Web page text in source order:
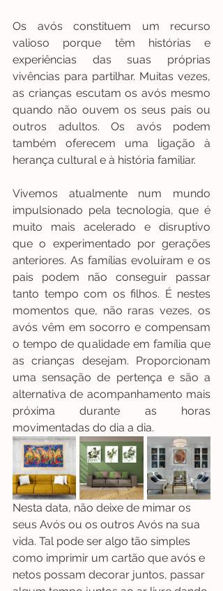
Os avós constituem um recurso
valioso porque têm histórias e
experiências das suas próprias
vivências para partilhar. Muitas vezes,
as crianças escutam os avós mesmo
quando não ouvem os seus pais ou
outros adultos. Os avós podem
também oferecem uma ligação à
herança cultural e à história familiar.
Vivemos atualmente num mundo
impulsionado pela tecnologia, que é
muito mais acelerado e disruptivo
que o experimentado por gerações
anteriores. As famílias evoluíram e os
pais podem não conseguir passar
tanto tempo com os filhos. É nestes
momentos que, não raras vezes, os
avós vêm em socorro e compensam
o tempo de qualidade em família que
as crianças desejam. Proporcionam
uma sensação de pertença e são a
alternativa de acompanhamento mais
próxima durante as horas
movimentadas do dia a dia.
Nesta data, não deixe de mimar os
seus Avós ou os outros Avós na sua
vida. Tal pode ser algo tão simples
como imprimir um cartão que avós e
netos possam decorar juntos, passar